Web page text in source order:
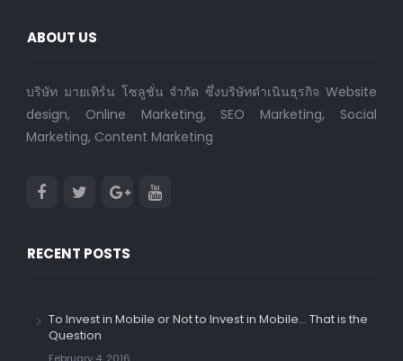
ABOUT US
บริษัท มายเทิร์น โซลูชั่น จำกัด ซึ่งบริษัทดำเนินธุรกิจ Website
design, Online Marketing, SEO Marketing, Social
Marketing, Content Marketing
RECENT POSTS
To Invest in Mobile or Not to Invest in Mobile… That is the
Question
February 4, 2016